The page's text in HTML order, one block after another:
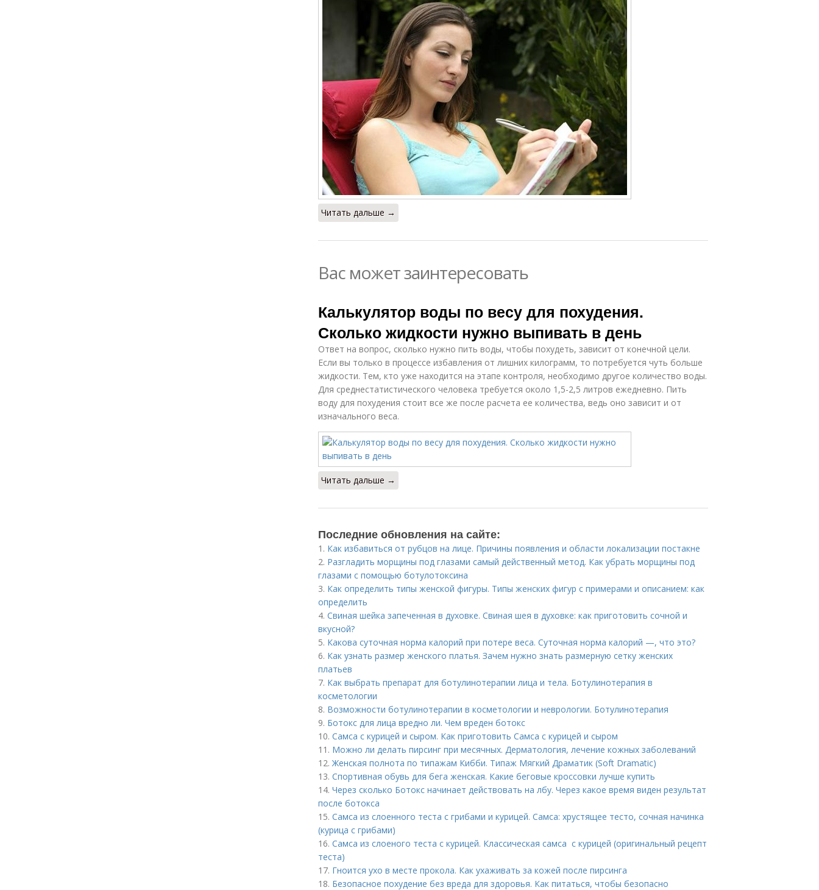
Читать дальше →
Вас может заинтересовать
Калькулятор воды по весу для похудения.
Сколько жидкости нужно выпивать в день
Ответ на вопрос, сколько нужно пить воды, чтобы похудеть, зависит от конечной цели.
Если вы только в процессе избавления от лишних килограмм, то потребуется чуть больше
жидкости. Тем, кто уже находится на этапе контроля, необходимо другое количество воды.
Для среднестатистического человека требуется около 1,5-2,5 литров ежедневно. Пить
воду для похудения стоит все же после расчета ее количества, ведь оно зависит и от
изначального веса.
Читать дальше →
Последние обновления на сайте:
1. Как избавиться от рубцов на лице. Причины появления и области локализации постакне
2. Разгладить морщины под глазами самый действенный метод. Как убрать морщины под
глазами с помощью ботулотоксина
3. Как определить типы женской фигуры. Типы женских фигур с примерами и описанием: как
определить
4. Свиная шейка запеченная в духовке. Свиная шея в духовке: как приготовить сочной и
вкусной?
5. Какова суточная норма калорий при потере веса. Суточная норма калорий —, что это?
6. Как узнать размер женского платья. Зачем нужно знать размерную сетку женских
платьев
7. Как выбрать препарат для ботулинотерапии лица и тела. Ботулинотерапия в
косметологии
8. Возможности ботулинотерапии в косметологии и неврологии. Ботулинотерапия
9. Ботокс для лица вредно ли. Чем вреден ботокс
10. Самса с курицей и сыром. Как приготовить Самса с курицей и сыром
11. Можно ли делать пирсинг при месячных. Дерматология, лечение кожных заболеваний
12.Женская полнота по типажам Кибби. Типаж Мягкий Драматик (Soft Dramatic)
13. Спортивная обувь для бега женская. Какие беговые кроссовки лучше купить
14. Через сколько Ботокс начинает действовать на лбу. Через какое время виден результат
после ботокса
15. Самса из слоенного теста с грибами и курицей. Самса: хрустящее тесто, сочная начинка
(курица с грибами)
16. Самса из слоеного теста с курицей. Классическая самса с курицей (оригинальный рецепт
теста)
17. Гноится ухо в месте прокола. Как ухаживать за кожей после пирсинга
18. Безопасное похудение без вреда для здоровья. Как питаться, чтобы безопасно